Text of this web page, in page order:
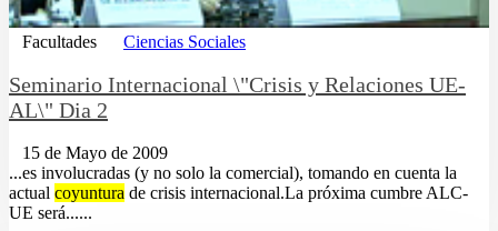
Facultades Ciencias Sociales
Seminario Internacional \"Crisis y Relaciones UE-
AL\" Dia 2
15 de Mayo de 2009
...es involucradas (y no solo la comercial), tomando en cuenta la
actual coyuntura de crisis internacional.La próxima cumbre ALC-
UE será......